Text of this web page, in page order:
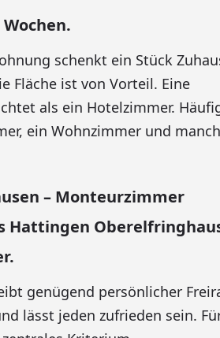
schenkt ein Stück
Fläche ist von Vorteil. Eine
als ein Hotelzimmer.
ein Wohnzimmer und
– Monteurzimmer
Hattingen
genügend persönlicher
lässt jeden zufrieden sein.